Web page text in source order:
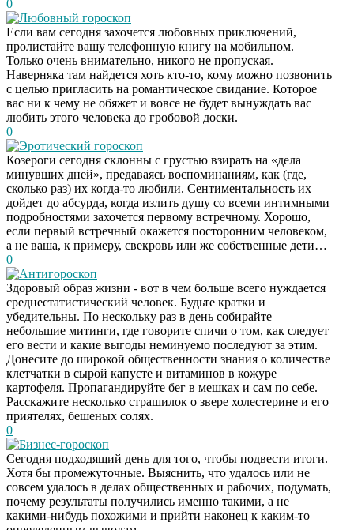
0
Любовный гороскоп
Если вам сегодня захочется любовных приключений,
пролистайте вашу телефонную книгу на мобильном.
Только очень внимательно, никого не пропуская.
Наверняка там найдется хоть кто-то, кому можно позвонить
с целью пригласить на романтическое свидание. Которое
вас ни к чему не обяжет и вовсе не будет вынуждать вас
любить этого человека до гробовой доски.
0
Эротический гороскоп
Козероги сегодня склонны с грустью взирать на «дела
минувших дней», предаваясь воспоминаниям, как (где,
сколько раз) их когда-то любили. Сентиментальность их
дойдет до абсурда, когда излить душу со всеми интимными
подробностями захочется первому встречному. Хорошо,
если первый встречный окажется посторонним человеком,
а не ваша, к примеру, свекровь или же собственные дети…
0
Антигороскоп
Здоровый образ жизни - вот в чем больше всего нуждается
среднестатистический человек. Будьте кратки и
убедительны. По нескольку раз в день собирайте
небольшие митинги, где говорите спичи о том, как следует
его вести и какие выгоды неминуемо последуют за этим.
Донесите до широкой общественности знания о количестве
клетчатки в сырой капусте и витаминов в кожуре
картофеля. Пропагандируйте бег в мешках и сам по себе.
Расскажите несколько страшилок о звере холестерине и его
приятелях, бешеных солях.
0
Бизнес-гороскоп
Сегодня подходящий день для того, чтобы подвести итоги.
Хотя бы промежуточные. Выяснить, что удалось или не
совсем удалось в делах общественных и рабочих, подумать,
почему результаты получились именно такими, а не
какими-нибудь похожими и прийти наконец к каким-то